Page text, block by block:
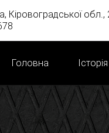
Кіровоградської обл.,
Головна Історія